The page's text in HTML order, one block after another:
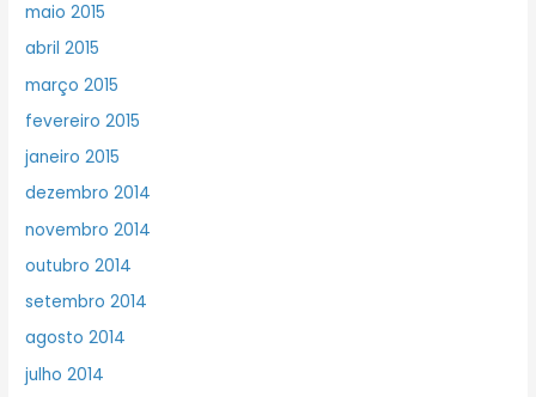
maio 2015
abril 2015
março 2015
fevereiro 2015
janeiro 2015
dezembro 2014
novembro 2014
outubro 2014
setembro 2014
agosto 2014
julho 2014